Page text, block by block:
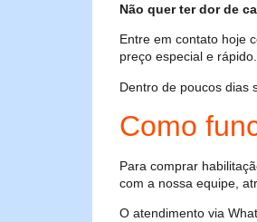
Não quer ter dor de
Entre em contato hoje
preço especial e rápido.
Dentro de poucos dias
Como
Para comprar
com a nossa equipe,
O atendimento via